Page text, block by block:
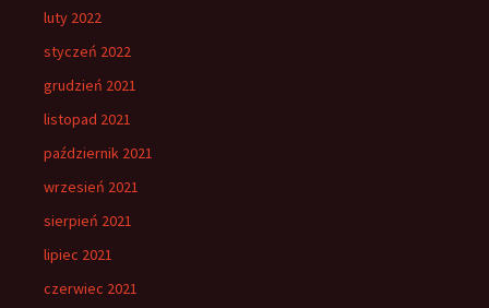
luty 2022
styczeń 2022
grudzień 2021
listopad 2021
październik 2021
wrzesień 2021
sierpień 2021
lipiec 2021
czerwiec 2021